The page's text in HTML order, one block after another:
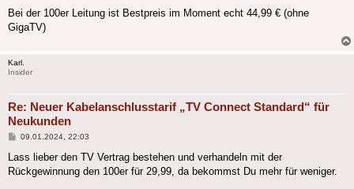
Bei der 100er Leitung ist Bestpreis im Moment echt 44,99 € (ohne
GigaTV)
Karl.
Insider
Re: Neuer Kabelanschlusstarif „TV Connect Standard“ für
Neukunden
Beitrag
09.01.2024, 22:03
Lass lieber den TV Vertrag bestehen und verhandeln mit der
Rückgewinnung den 100er für 29,99, da bekommst Du mehr für weniger.